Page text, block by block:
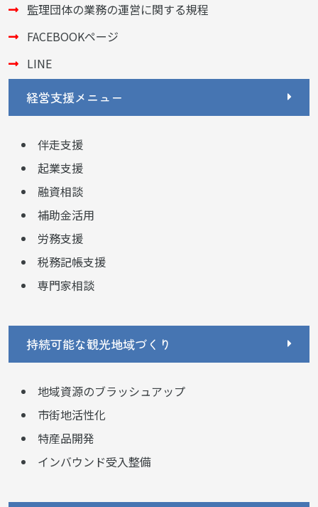
監理団体の業務の運営に関する規程
FACEBOOKページ
LINE
経営支援メニュー
伴走支援
起業支援
融資相談
補助金活用
労務支援
税務記帳支援
専門家相談
持続可能な観光地域づくり
地域資源のブラッシュアップ
市街地活性化
特産品開発
インバウンド受入整備